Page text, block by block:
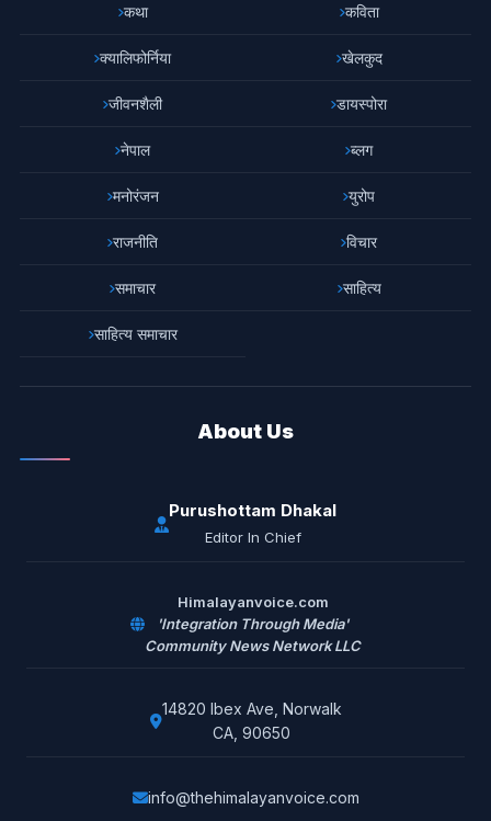
कथा कविता
क्यालिफोर्निया खेलकुद
जीवनशैली डायस्पोरा
नेपाल ब्लग
मनोरंजन युरोप
राजनीति विचार
समाचार साहित्य
साहित्य समाचार
About Us
Purushottam Dhakal
Editor In Chief
Himalayanvoice.com
'Integration Through Media'
Community News Network LLC
14820 Ibex Ave, Norwalk
CA, 90650
info@thehimalayanvoice.com